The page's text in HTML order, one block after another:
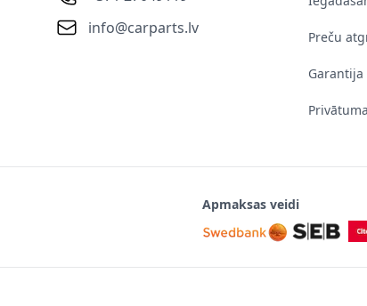
info@carparts.lv
Preču
Garantija
Apmaksas veidi